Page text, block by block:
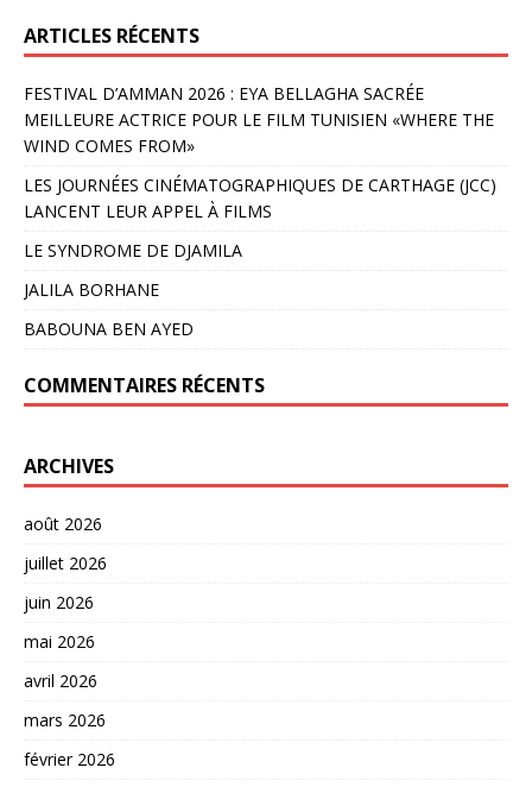
ARTICLES RÉCENTS
FESTIVAL D’AMMAN 2026 : EYA BELLAGHA SACRÉE
MEILLEURE ACTRICE POUR LE FILM TUNISIEN «WHERE THE
WIND COMES FROM»
LES JOURNÉES CINÉMATOGRAPHIQUES DE CARTHAGE (JCC)
LANCENT LEUR APPEL À FILMS
LE SYNDROME DE DJAMILA
JALILA BORHANE
BABOUNA BEN AYED
COMMENTAIRES RÉCENTS
ARCHIVES
août 2026
juillet 2026
juin 2026
mai 2026
avril 2026
mars 2026
février 2026